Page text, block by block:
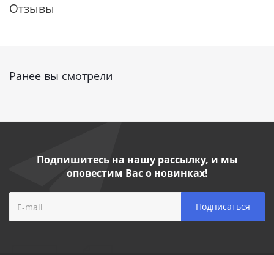
Отзывы
Ранее вы смотрели
Подпишитесь на нашу рассылку, и мы
оповестим Вас о новинках!